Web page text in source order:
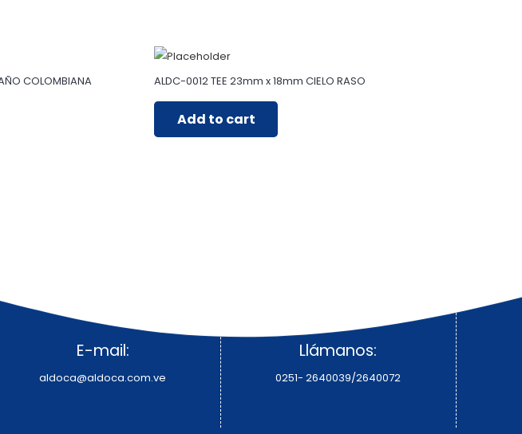
COLOMBIANA ALDC-0012 TEE 23mm x 18mm CIELO RASO
Add to cart
E-mail:
aldoca@aldoca.com.ve
Llámanos:
0251- 2640039/2640072